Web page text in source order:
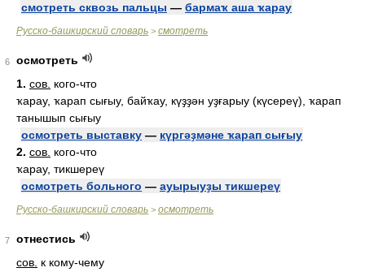
смотреть сквозь пальцы — бармаҡ аша ҡарау
Русско-башкирский словарь > смотреть
6
осмотреть
1. сов. кого-что
ҡарау, ҡарап сығыу, байҡау, күҙҙән уҙғарыу (күсереү), ҡарап
танышып сығыу
осмотреть выставку — күргәҙмәне ҡарап сығыу
2. сов. кого-что
ҡарау, тикшереү
осмотреть больного — ауырыуҙы тикшереү
Русско-башкирский словарь > осмотреть
7
отнестись
сов. к кому-чему